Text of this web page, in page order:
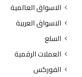
الاسواق العالمية
الاسواق العربية
السلع
العملات الرقمية
الفوركس